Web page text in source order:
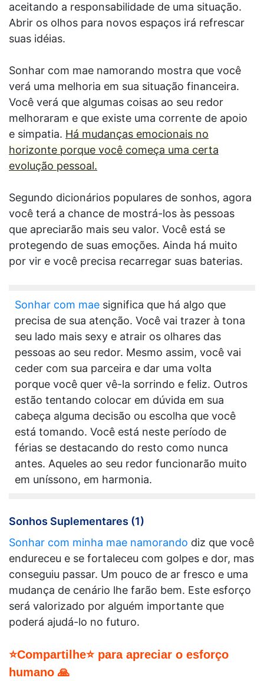
aceitando a responsabilidade de uma situação.
Abrir os olhos para novos espaços irá refrescar
suas idéias.
Sonhar com mae namorando mostra que você
verá uma melhoria em sua situação financeira.
Você verá que algumas coisas ao seu redor
melhoraram e que existe uma corrente de apoio
e simpatia. Há mudanças emocionais no
horizonte porque você começa uma certa
evolução pessoal.
Segundo dicionários populares de sonhos, agora
você terá a chance de mostrá-los às pessoas
que apreciarão mais seu valor. Você está se
protegendo de suas emoções. Ainda há muito
por vir e você precisa recarregar suas baterias.
Sonhar com mae significa que há algo que
precisa de sua atenção. Você vai trazer à tona
seu lado mais sexy e atrair os olhares das
pessoas ao seu redor. Mesmo assim, você vai
ceder com sua parceira e dar uma volta
porque você quer vê-la sorrindo e feliz. Outros
estão tentando colocar em dúvida em sua
cabeça alguma decisão ou escolha que você
está tomando. Você está neste período de
férias se destacando do resto como nunca
antes. Aqueles ao seu redor funcionarão muito
em uníssono, em harmonia.
Sonhos Suplementares (1)
Sonhar com minha mae namorando diz que você
endureceu e se fortaleceu com golpes e dor, mas
conseguiu passar. Um pouco de ar fresco e uma
mudança de cenário lhe farão bem. Este esforço
será valorizado por alguém importante que
poderá ajudá-lo no futuro.
⭐Compartilhe⭐ para apreciar o esforço
humano 🙏